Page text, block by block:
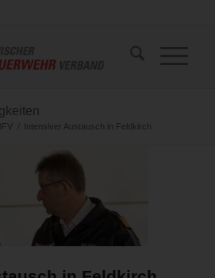
/ Intensiver Austausch in Feldkirch